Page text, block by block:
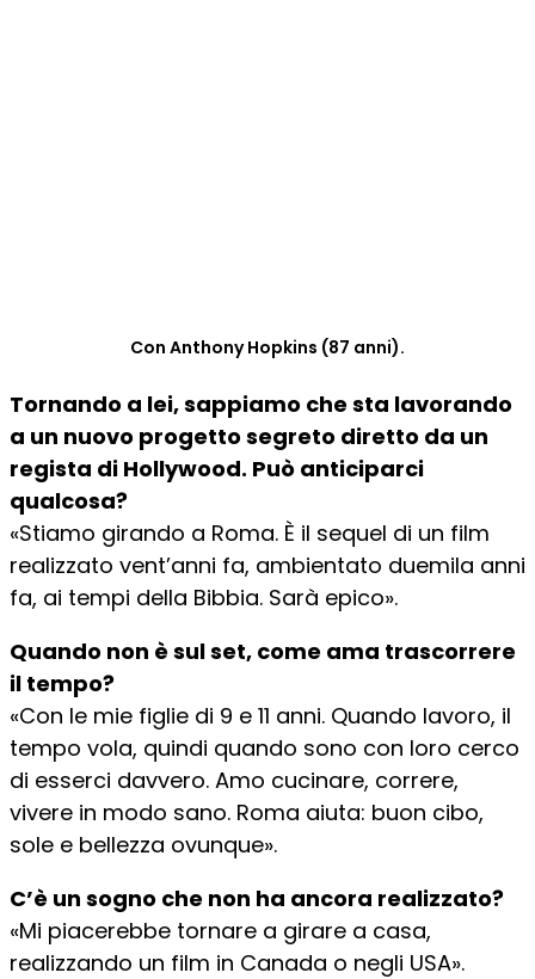
Con Anthony Hopkins (87 anni).
Tornando a lei, sappiamo che sta lavorando
a un nuovo progetto segreto diretto da un
regista di Hollywood. Può anticiparci
qualcosa?
«Stiamo girando a Roma. È il sequel di un film
realizzato vent’anni fa, ambientato duemila anni
fa, ai tempi della Bibbia. Sarà epico».
Quando non è sul set, come ama trascorrere
il tempo?
«Con le mie figlie di 9 e 11 anni. Quando lavoro, il
tempo vola, quindi quando sono con loro cerco
di esserci davvero. Amo cucinare, correre,
vivere in modo sano. Roma aiuta: buon cibo,
sole e bellezza ovunque».
C’è un sogno che non ha ancora realizzato?
«Mi piacerebbe tornare a girare a casa,
realizzando un film in Canada o negli USA».